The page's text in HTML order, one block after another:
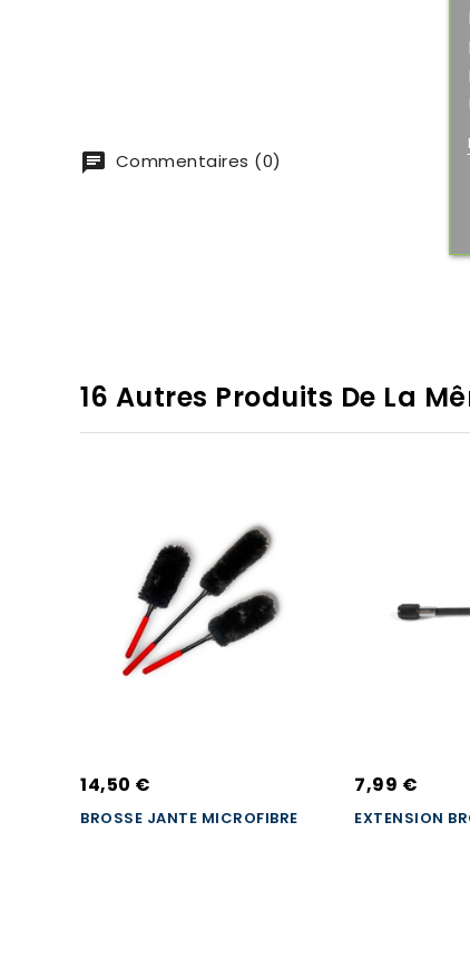
Commentaires (0)
16 Autres Produits De La
14,50 €
BROSSE JANTE MICROFIBRE
7,99 €
EXTENSION